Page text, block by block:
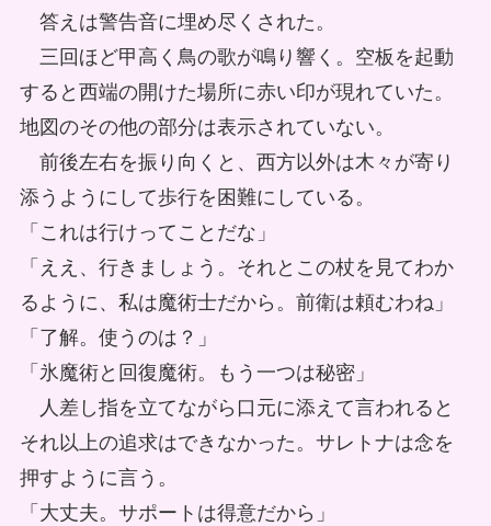
答えは警告音に埋め尽くされた。
三回ほど甲高く鳥の歌が鳴り響く。空板を起動
すると西端の開けた場所に赤い印が現れていた。
地図のその他の部分は表示されていない。
前後左右を振り向くと、西方以外は木々が寄り
添うようにして歩行を困難にしている。
「これは行けってことだな」
「ええ、行きましょう。それとこの杖を見てわか
るように、私は魔術士だから。前衛は頼むわね」
「了解。使うのは？」
「氷魔術と回復魔術。もう一つは秘密」
人差し指を立てながら口元に添えて言われると
それ以上の追求はできなかった。サレトナは念を
押すように言う。
「大丈夫。サポートは得意だから」